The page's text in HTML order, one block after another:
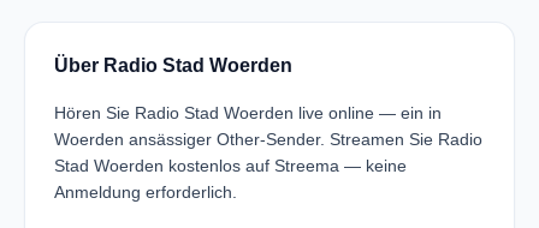
Über Radio Stad Woerden
Hören Sie Radio Stad Woerden live online — ein in
Woerden ansässiger Other-Sender. Streamen Sie Radio
Stad Woerden kostenlos auf Streema — keine
Anmeldung erforderlich.